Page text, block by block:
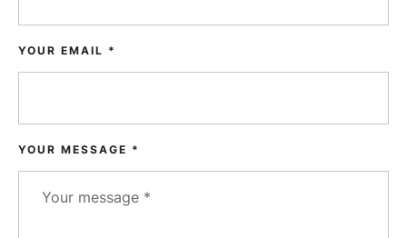
YOUR MESSAGE *
YOUR EMAIL *